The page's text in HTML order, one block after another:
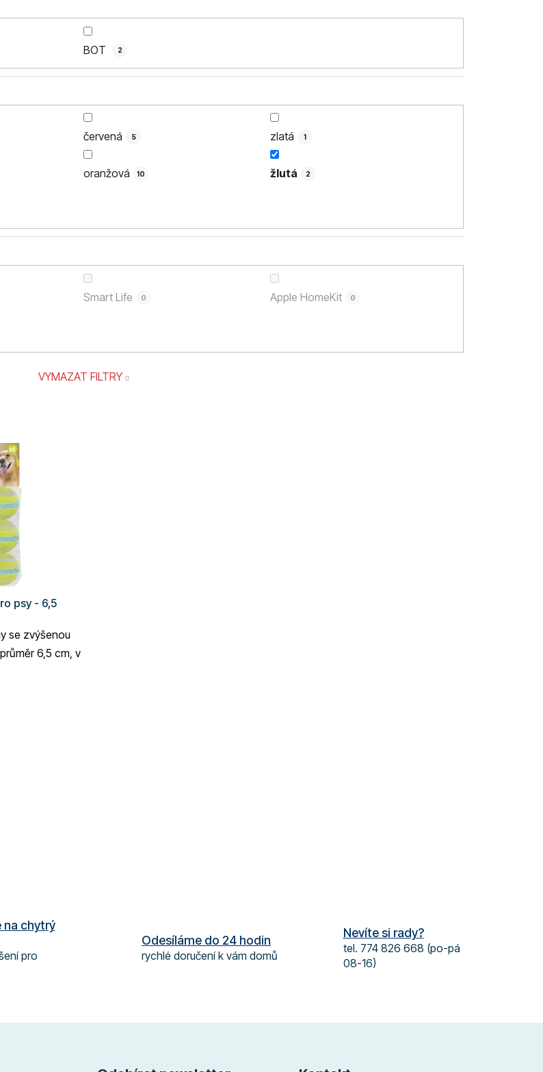
BOT 2
červená 5 zlatá 1
oranžová 10 žlutá 2
Smart Life 0 Apple HomeKit 0
VYMAZAT FILTRY
psy - 6,5
se zvýšenou
6,5 cm, v
v
na chytrý
pro
Odesíláme do 24 hodin
rychlé doručení k vám domů
Nevíte si rady?
tel. 774 826 668 (po-pá
08-16)